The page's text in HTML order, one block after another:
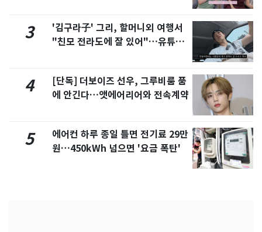
3
'김구라子' 그리, 할머니외 여행서
"친모 전라도에 잘 있어"…유튜브
4
[단독] 더보이즈 선우, 그루비룸 품
에 안긴다…앳에어리어와 전속계약
5
에어컨 하루 종일 틀면 전기료 29만
원…450kWh 넘으면 '요금 폭탄'